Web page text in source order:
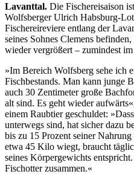
Lavanttal. Die Fischereisaison
Wolfsberger Ulrich Habsburg-
Fischereireviere entlang der
seines Sohnes Clemens
wieder vergrößert – zumindest
»Im Bereich Wolfsberg sehe ich
Fischbestands. Man kann junge
auch 30 Zentimeter große
alt sind. Es geht wieder
einem Raubtier geschuldet:
unterwegs sind, hat sicher dazu
bis zu 15 Prozent seiner
etwa 45 Kilo wiegt, braucht
seines Körpergewichts
Fischotter zusammen.«